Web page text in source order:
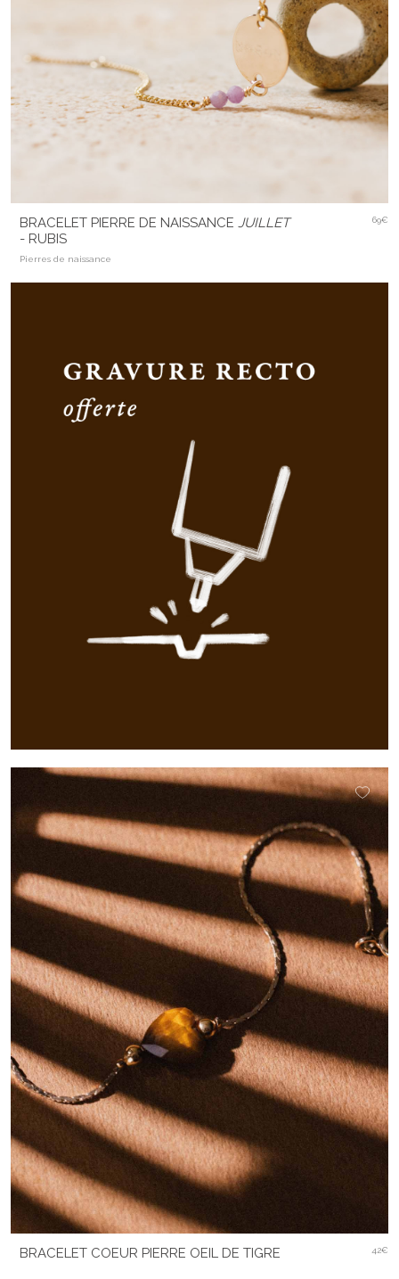
BRACELET PIERRE DE NAISSANCE JUILLET
- RUBIS
Pierres de naissance
69€
BRACELET COEUR PIERRE OEIL DE TIGRE 42€